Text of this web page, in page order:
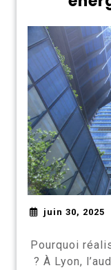
juin 30, 2025
Pourquoi
? À Lyon,